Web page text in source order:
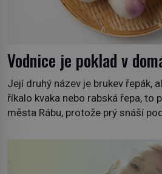
Vodnice je poklad v
Její druhý název je brukev řepák,
říkalo kvaka nebo rabská řepa, to
města Rábu, protože prý snáší
někdy i v obchodech. Její bulvy